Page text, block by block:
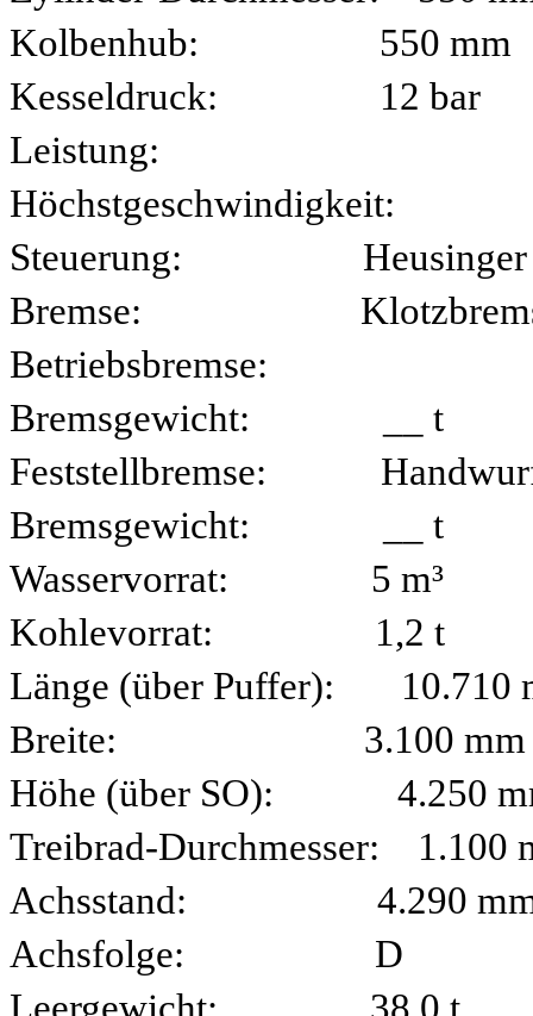
Kolbenhub: 550 mm
Kesseldruck: 12 bar
Leistung:
Höchstgeschwindigkeit:
Steuerung: Heusinger
Bremse: Klotzbremse,
Betriebsbremse:
Bremsgewicht: __ t
Feststellbremse:
Bremsgewicht: __ t
Wasservorrat: 5 m³
Kohlevorrat: 1,2 t
Länge (über Puffer): 10.710
Breite: 3.100 mm
Höhe (über SO): 4.250
Treibrad-Durchmesser: 1.100
Achsstand: 4.290
Achsfolge: D
Leergewicht: 38,0 t